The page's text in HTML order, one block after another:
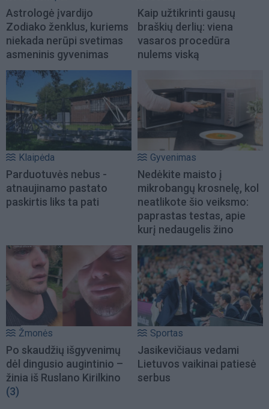
Astrologė įvardijo
Zodiako ženklus, kuriems
niekada nerūpi svetimas
asmeninis gyvenimas
Kaip užtikrinti gausų
braškių derlių: viena
vasaros procedūra
nulems viską
Klaipėda
Parduotuvės nebus -
atnaujinamo pastato
paskirtis liks ta pati
Gyvenimas
Nedėkite maisto į
mikrobangų krosnelę, kol
neatlikote šio veiksmo:
paprastas testas, apie
kurį nedaugelis žino
Žmonės
Po skaudžių išgyvenimų
dėl dingusio augintinio –
žinia iš Ruslano Kirilkino
(3)
Sportas
Jasikevičiaus vedami
Lietuvos vaikinai patiesė
serbus